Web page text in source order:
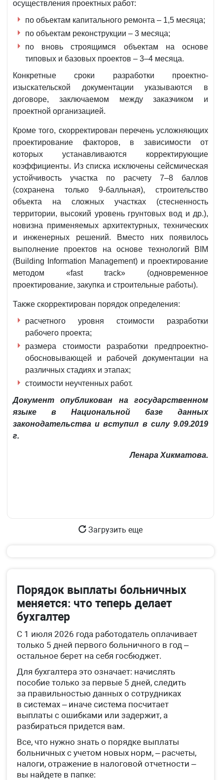
осуществления проектных работ:
по объектам капитального ремонта – 1,5 месяца;
по объектам реконструкции – 3 месяца;
по вновь строящимся объектам на основе
типовых и базовых проектов – 3–4 месяца.
Конкретные сроки разработки проектно-
изыскательской документации указываются в
договоре, заключаемом между заказчиком и
проектной организацией.
Кроме того, скорректирован перечень усложняющих
проектирование факторов, в зависимости от
которых устанавливаются корректирующие
коэффициенты. Из списка исключены сейсмическая
устойчивость участка по расчету 7–8 баллов
(сохранена только 9-балльная), строительство
объекта на сложных участках (стесненность
территории, высокий уровень грунтовых вод и др.),
новизна применяемых архитектурных, технических
и инженерных решений. Вместо них появилось
выполнение проектов на основе технологий BIM
(Building Information Management) и проектирование
методом «fast track» (одновременное
проектирование, закупка и строительные работы).
Также скорректирован порядок определения:
расчетного уровня стоимости разработки
рабочего проекта;
размера стоимости разработки предпроектно-
обосновывающей и рабочей документации на
различных стадиях и этапах;
стоимости неучтенных работ.
Документ опубликован на государственном
языке в Национальной базе данных
законодательства и вступил в силу 9.09.2019
г.
Ленара Хикматова.
Загрузить еще
Порядок выплаты больничных
меняется: что теперь делает
бухгалтер
С 1 июля 2026 года работодатель оплачивает
только 5 дней первого больничного в год –
остальное берет на себя госбюджет.
Для бухгалтера это означает: начислять
пособие только за первые 5 дней, следить
за правильностью данных о сотрудниках
в системах – иначе система посчитает
выплаты с ошибками или задержит, а
разбираться придется вам.
Все, что нужно знать о порядке выплаты
больничных с учетом новых норм, – расчеты,
налоги, отражение в налоговой отчетности –
вы найдете в папке: